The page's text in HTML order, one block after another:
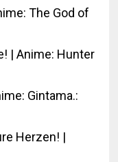
The God of
| Anime: Hunter
Gintama.:
Herzen! |